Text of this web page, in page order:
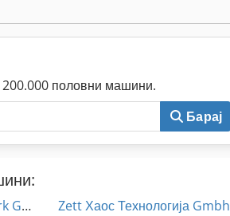
200.000 половни машини.
Барај
Eisen Und Hammerwerk Gmbh
Zett Хаос Технологија Gmbh